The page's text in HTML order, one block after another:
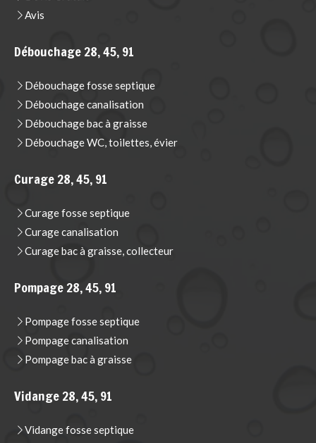
Avis
Débouchage 28, 45, 91
Débouchage fosse septique
Débouchage canalisation
Débouchage bac à graisse
Débouchage WC, toilettes, évier
Curage 28, 45, 91
Curage fosse septique
Curage canalisation
Curage bac à graisse, collecteur
Pompage 28, 45, 91
Pompage fosse septique
Pompage canalisation
Pompage bac à graisse
Vidange 28, 45, 91
Vidange fosse septique